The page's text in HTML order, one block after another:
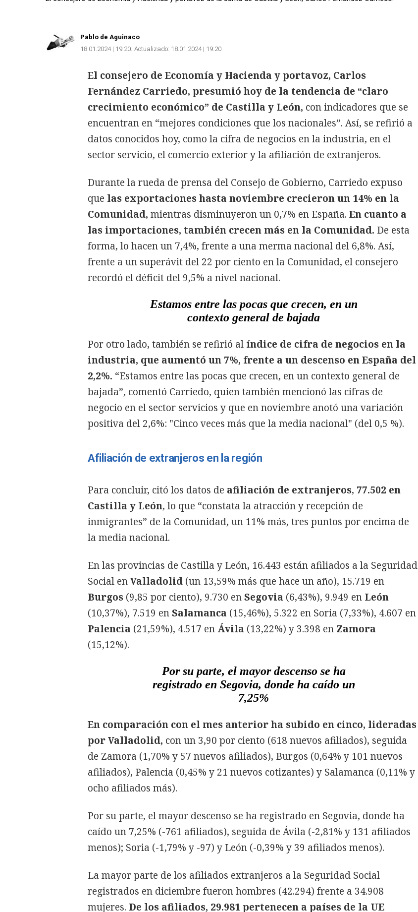
Pablo de Aguinaco
18.01.2024 | 19:20 Actualizado: 18.01.2024 | 19:20
El consejero de Economía y Hacienda y portavoz, Carlos
Fernández Carriedo, presumió hoy de la tendencia de “claro
crecimiento económico” de Castilla y León, con indicadores que se
encuentran en “mejores condiciones que los nacionales”. Así, se refirió a
datos conocidos hoy, como la cifra de negocios en la industria, en el
sector servicio, el comercio exterior y la afiliación de extranjeros.
Durante la rueda de prensa del Consejo de Gobierno, Carriedo expuso
que las exportaciones hasta noviembre crecieron un 14% en la
Comunidad, mientras disminuyeron un 0,7% en España. En cuanto a
las importaciones, también crecen más en la Comunidad. De esta
forma, lo hacen un 7,4%, frente a una merma nacional del 6,8%. Así,
frente a un superávit del 22 por ciento en la Comunidad, el consejero
recordó el déficit del 9,5% a nivel nacional.
Estamos entre las pocas que crecen, en un
contexto general de bajada
Por otro lado, también se refirió al índice de cifra de negocios en la
industria, que aumentó un 7%, frente a un descenso en España del
2,2%. “Estamos entre las pocas que crecen, en un contexto general de
bajada”, comentó Carriedo, quien también mencionó las cifras de
negocio en el sector servicios y que en noviembre anotó una variación
positiva del 2,6%: "Cinco veces más que la media nacional" (del 0,5 %).
Afiliación de extranjeros en la región
Para concluir, citó los datos de afiliación de extranjeros, 77.502 en
Castilla y León, lo que “constata la atracción y recepción de
inmigrantes” de la Comunidad, un 11% más, tres puntos por encima de
la media nacional.
En las provincias de Castilla y León, 16.443 están afiliados a la Seguridad
Social enValladolid (un 13,59% más que hace un año), 15.719 en
Burgos (9,85 por ciento), 9.730 enSegovia (6,43%), 9.949 en León
(10,37%), 7.519 enSalamanca (15,46%), 5.322 en Soria (7,33%), 4.607 en
Palencia (21,59%), 4.517 en Ávila (13,22%) y 3.398 en Zamora
(15,12%).
Por su parte, el mayor descenso se ha
registrado en Segovia, donde ha caído un
7,25%
En comparación con el mes anterior ha subido en cinco, lideradas
por Valladolid, con un 3,90 por ciento (618 nuevos afiliados), seguida
de Zamora (1,70% y 57 nuevos afiliados), Burgos (0,64% y 101 nuevos
afiliados), Palencia (0,45% y 21 nuevos cotizantes) y Salamanca (0,11% y
ocho afiliados más).
Por su parte, el mayor descenso se ha registrado en Segovia, donde ha
caído un 7,25% (-761 afiliados), seguida de Ávila (-2,81% y 131 afiliados
menos); Soria (-1,79% y -97) y León (-0,39% y 39 afiliados menos).
La mayor parte de los afiliados extranjeros a la Seguridad Social
registrados en diciembre fueron hombres (42.294) frente a 34.908
mujeres. De los afiliados, 29.981 pertenecen a países de la UE